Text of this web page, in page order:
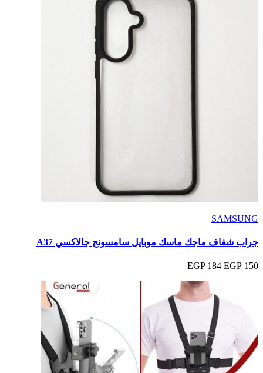
SAMSUNG
جراب شفاف ماجك ماسك موبايل سامسونج جالاكسي A37
150 EGP
184 EGP